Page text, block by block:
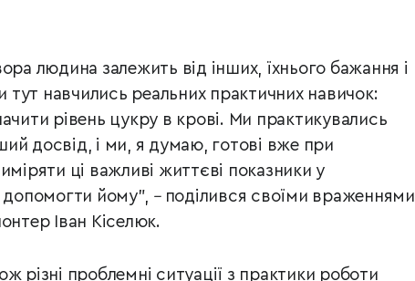
людина залежить від інших, їхнього бажання і
тут навчились реальних практичних навичок:
рівень цукру в крові. Ми практикувались
досвід, і ми, я думаю, готові вже при
ці важливі життєві показники у
допомогти йому", –поділився своїми враженнями
Іван Кіселюк.
різні проблемні ситуації з практики роботи